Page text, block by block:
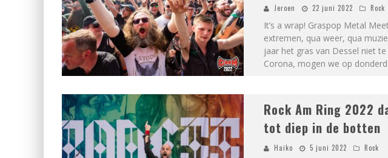
Jeroen 22 juni 2022 Rock
It’s a wrap! Graspop Metal
extremen, qua weer, qua
jaar het gras van Dessel niet
Corona, mogen we op
Rock Am Ring 2022
tot diep in de botten
Haiko 5 juni 2022 Rock